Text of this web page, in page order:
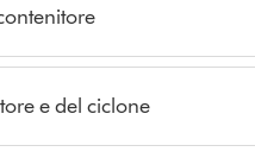
e del ciclone